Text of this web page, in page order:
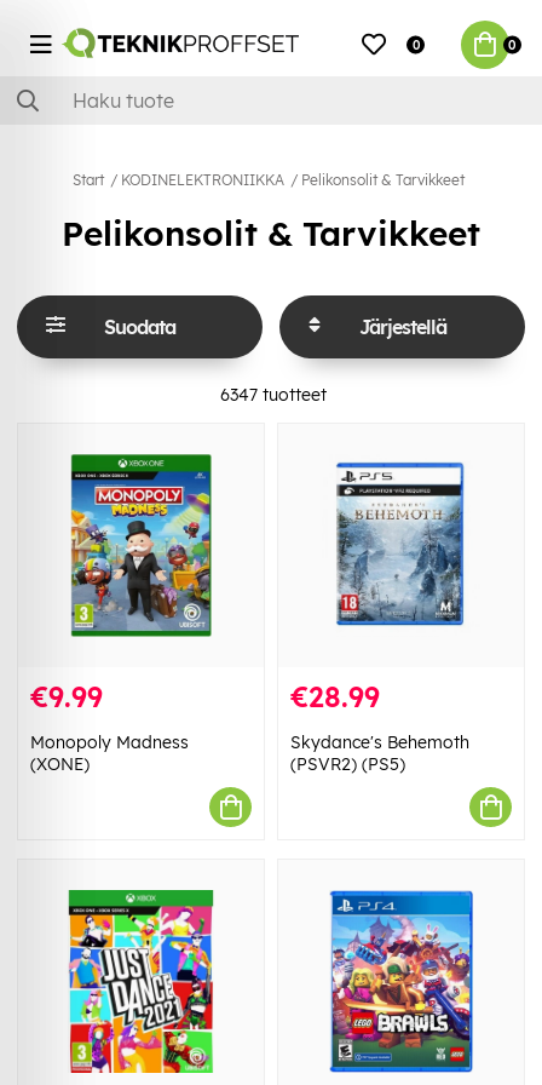
0 0
Start KODINELEKTRONIIKKA Pelikonsolit & Tarvikkeet
Pelikonsolit & Tarvikkeet
Suodata Järjestellä
6347 tuotteet
€9.99
Monopoly Madness
(XONE)
€28.99
Skydance's Behemoth
(PSVR2) (PS5)